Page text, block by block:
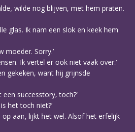
wilde nog blijven, met hem praten.
glas. Ik nam een slok en keek hem
moeder. Sorry.’
Ik vertel er ook niet vaak over.’
gekeken, want hij grijnsde
successtory, toch?’
het toch niet?’
op aan, lijkt het wel. Alsof het erfelijk